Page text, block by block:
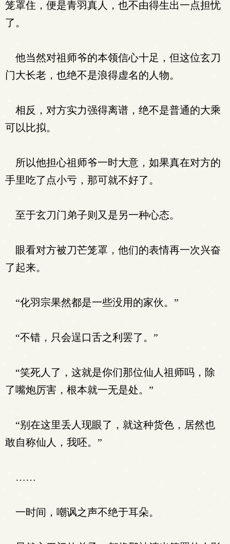
笼罩住，便是青羽真人，也不由得生出一点担忧
了。
他当然对祖师爷的本领信心十足，但这位玄刀
门大长老，也绝不是浪得虚名的人物。
相反，对方实力强得离谱，绝不是普通的大乘
可以比拟。
所以他担心祖师爷一时大意，如果真在对方的
手里吃了点小亏，那可就不好了。
至于玄刀门弟子则又是另一种心态。
眼看对方被刀芒笼罩，他们的表情再一次兴奋
了起来。
“化羽宗果然都是一些没用的家伙。”
“不错，只会逞口舌之利罢了。”
“笑死人了，这就是你们那位仙人祖师吗，除
了嘴炮厉害，根本就一无是处。”
“别在这里丢人现眼了，就这种货色，居然也
敢自称仙人，我呸。”
……
一时间，嘲讽之声不绝于耳朵。